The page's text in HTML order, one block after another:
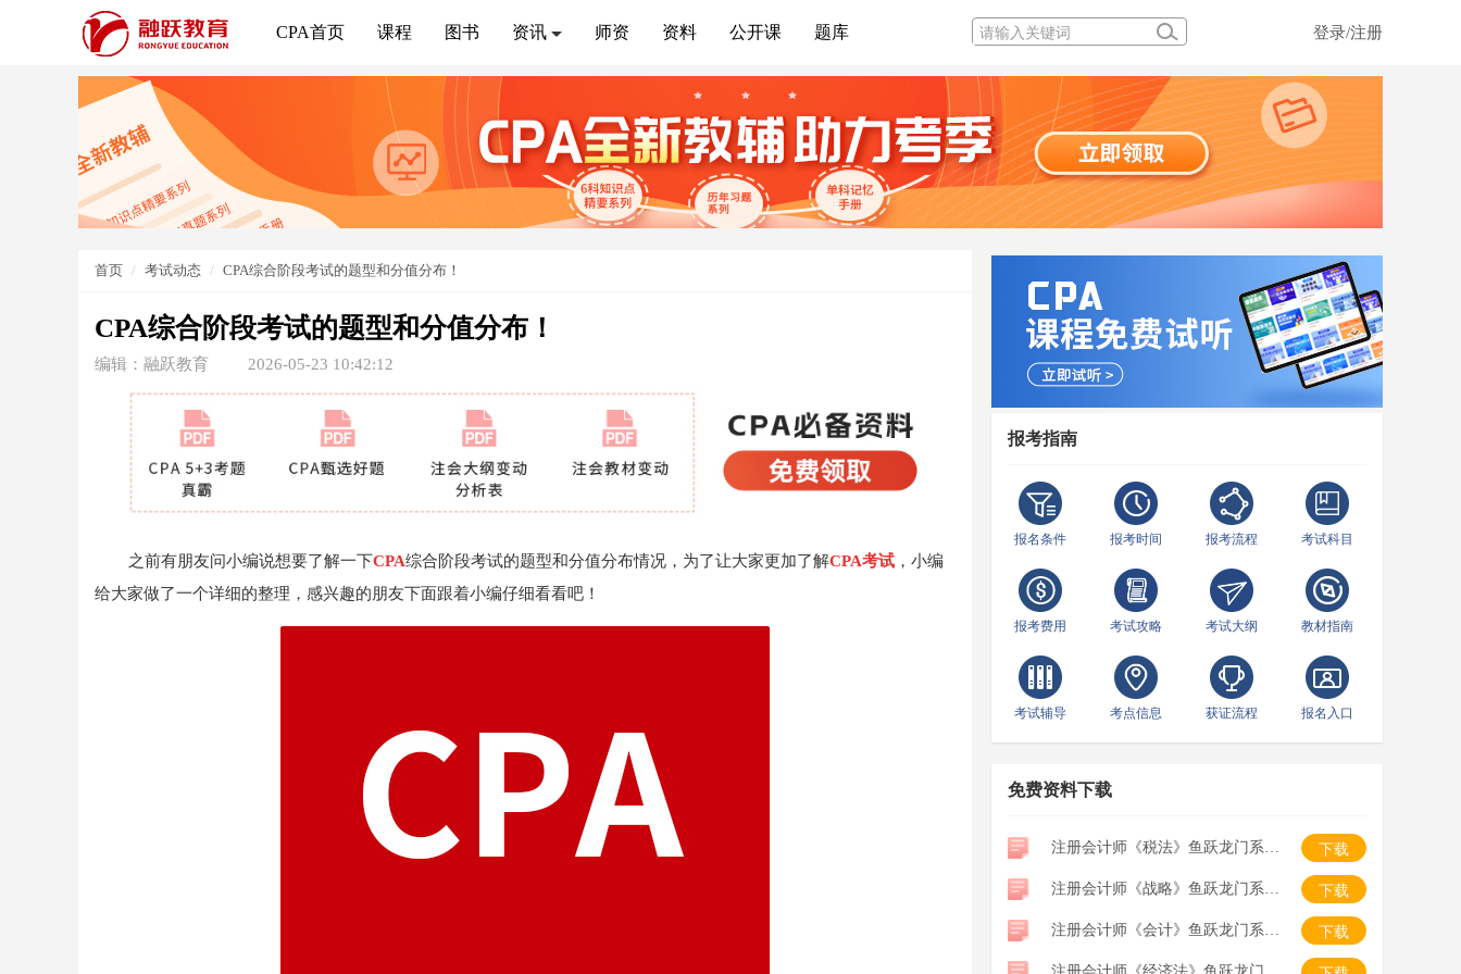
CPA首页 课程 图书 资讯 师资 资料 公开课 题库 登录/注册
首页 考试动态 CPA综合阶段考试的题型和分值分布！
CPA综合阶段考试的题型和分值分布！
编辑：融跃教育 2026-05-23 10:42:12
之前有朋友问小编说想要了解一下CPA综合阶段考试的题型和分值分布情况，为了让大家更加了解CPA考试，小编
给大家做了一个详细的整理，感兴趣的朋友下面跟着小编仔细看看吧！
报考指南
报名条件 报考时间 报考流程 考试科目
报考费用 考试攻略 考试大纲 教材指南
考试辅导 考点信息 获证流程 报名入口
免费资料下载
注册会计师《税法》鱼跃龙门系列口袋书 下载
注册会计师《战略》鱼跃龙门系列口袋书 下载
注册会计师《会计》鱼跃龙门系列口袋书 下载